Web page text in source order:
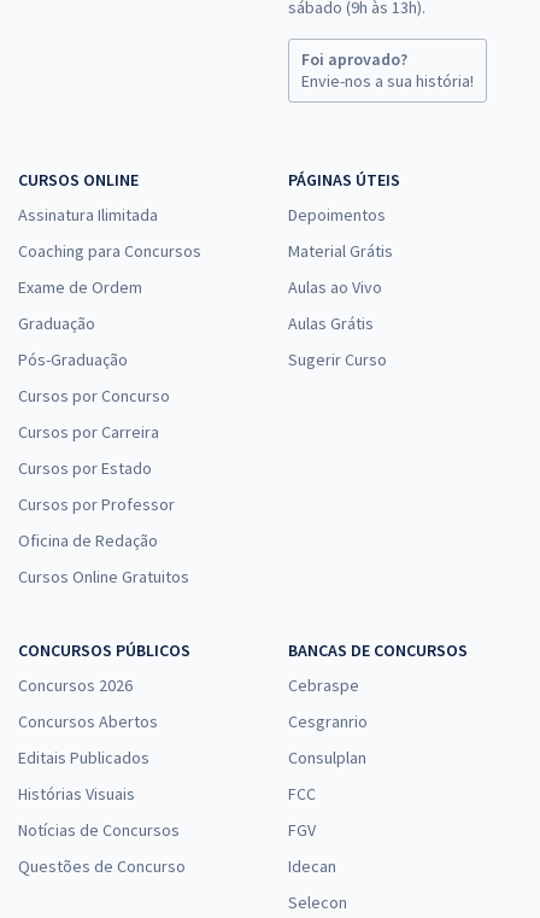
sábado (9h às 13h).
Foi aprovado?
Envie-nos a sua história!
CURSOS ONLINE
Assinatura Ilimitada
Coaching para Concursos
Exame de Ordem
Graduação
Pós-Graduação
Cursos por Concurso
Cursos por Carreira
Cursos por Estado
Cursos por Professor
Oficina de Redação
Cursos Online Gratuitos
PÁGINAS ÚTEIS
Depoimentos
Material Grátis
Aulas ao Vivo
Aulas Grátis
Sugerir Curso
CONCURSOS PÚBLICOS
Concursos 2026
Concursos Abertos
Editais Publicados
Histórias Visuais
Notícias de Concursos
Questões de Concurso
BANCAS DE CONCURSOS
Cebraspe
Cesgranrio
Consulplan
FCC
FGV
Idecan
Selecon